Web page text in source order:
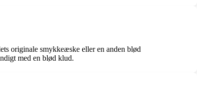
originale smykkeæske eller en anden blød
med en blød klud.